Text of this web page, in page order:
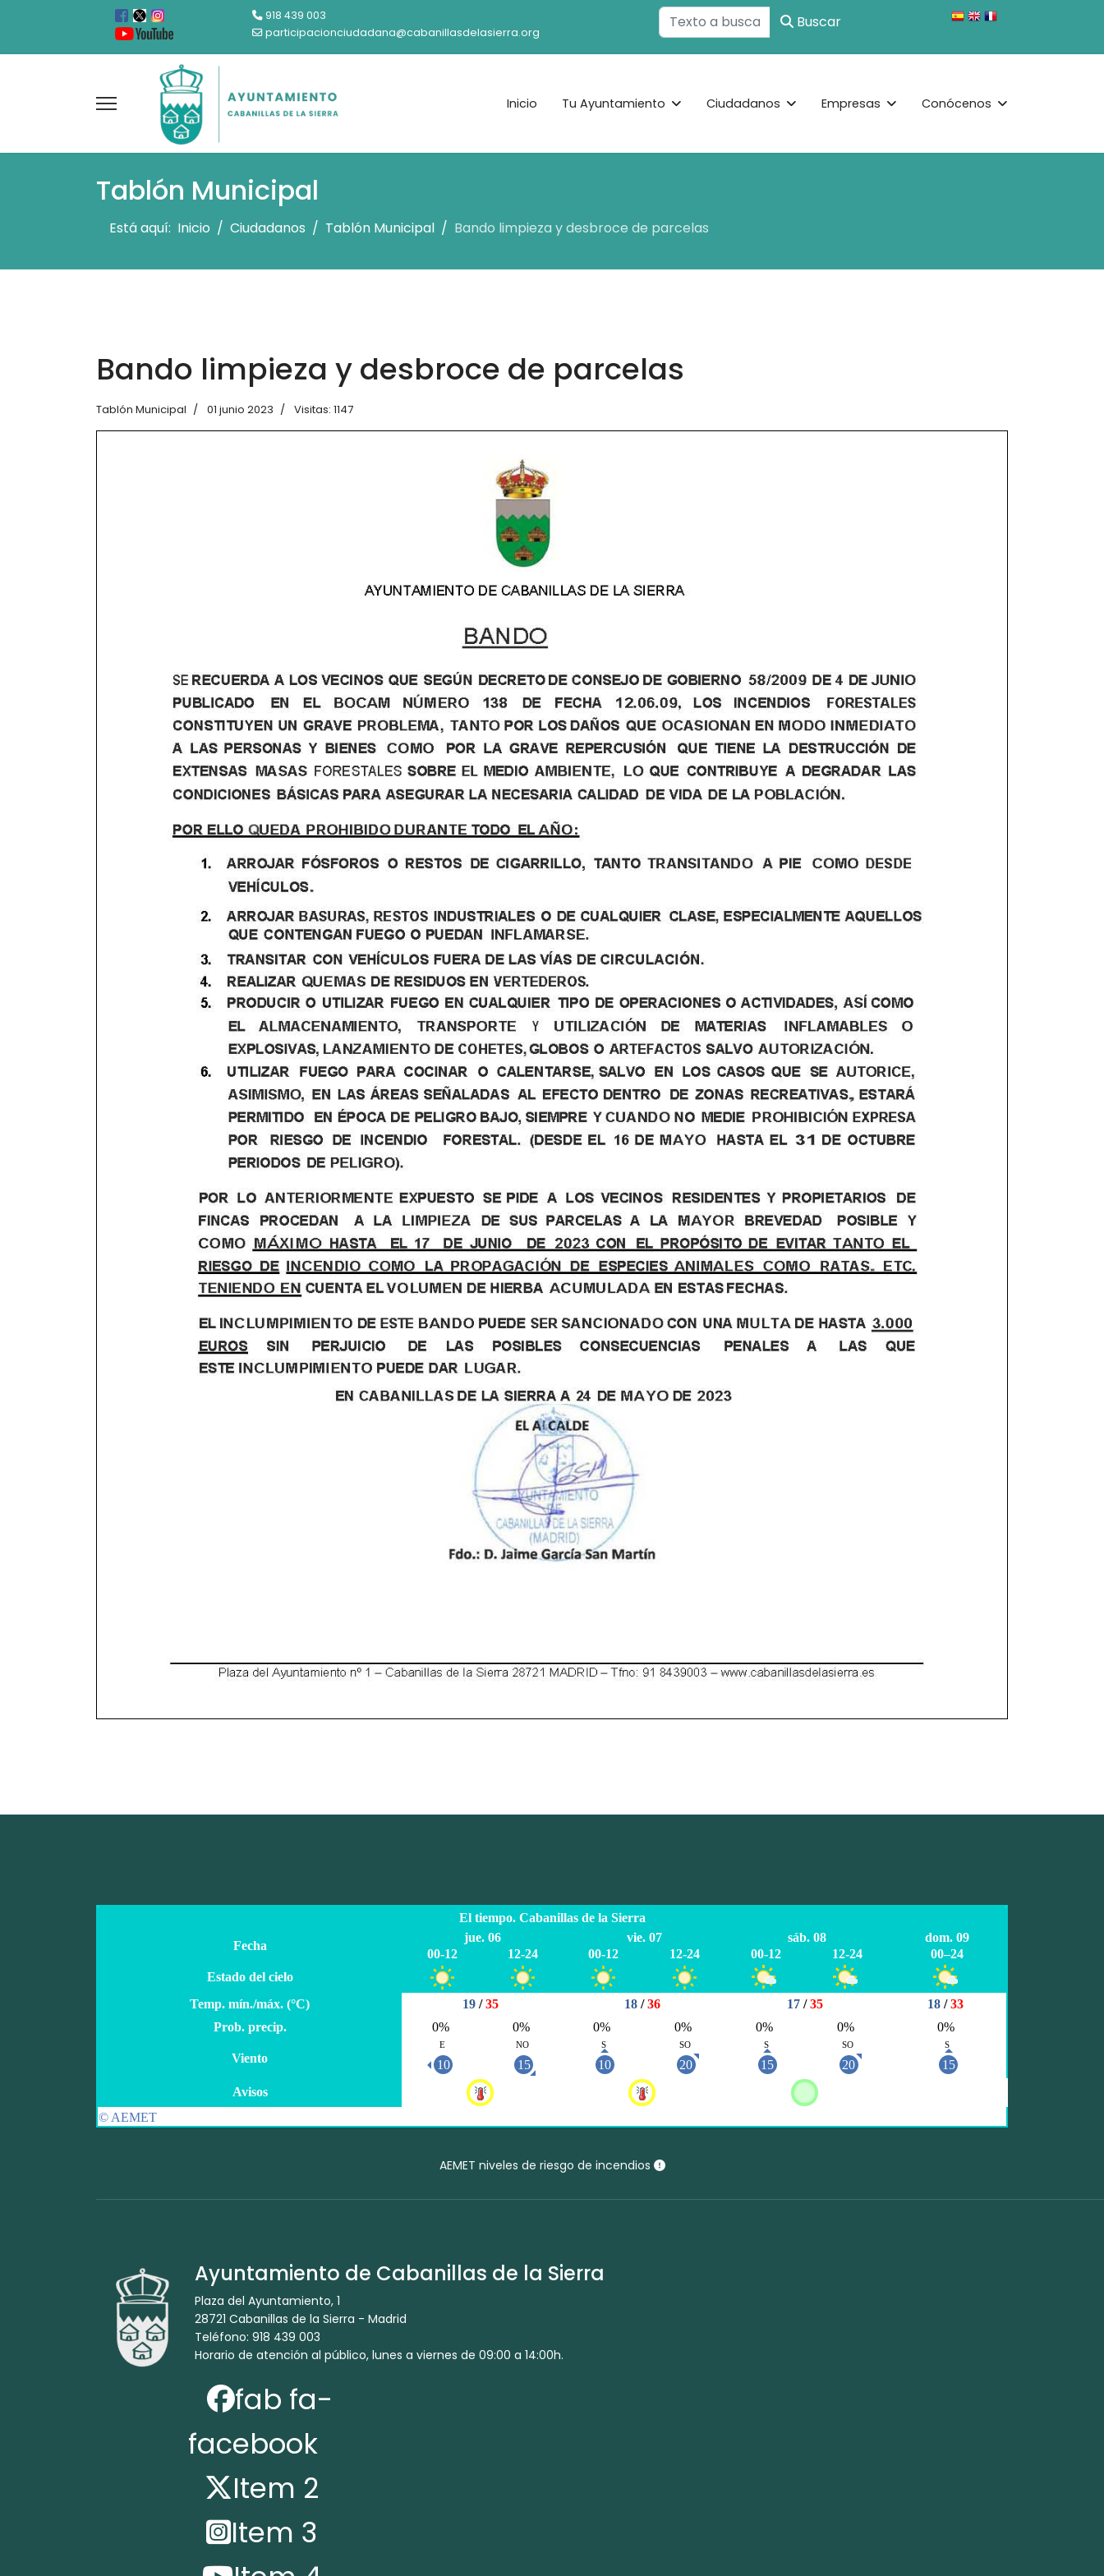
918 439 003
participacionciudadana@cabanillasdelasierra.org
Buscar Buscar
Inicio Tu Ayuntamiento Ciudadanos Empresas Conócenos
Tablón Municipal
Está aquí: Inicio Ciudadanos Tablón Municipal Bando limpieza y desbroce de parcelas
Bando limpieza y desbroce de parcelas
Tablón Municipal 01 junio 2023 Visitas: 1147
AEMET niveles de riesgo de incendios
Ayuntamiento de Cabanillas de la Sierra
Plaza del Ayuntamiento, 1
28721 Cabanillas de la Sierra - Madrid
Teléfono: 918 439 003
Horario de atención al público, lunes a viernes de 09:00 a 14:00h.
fab fa-
facebook
Item 2
Item 3